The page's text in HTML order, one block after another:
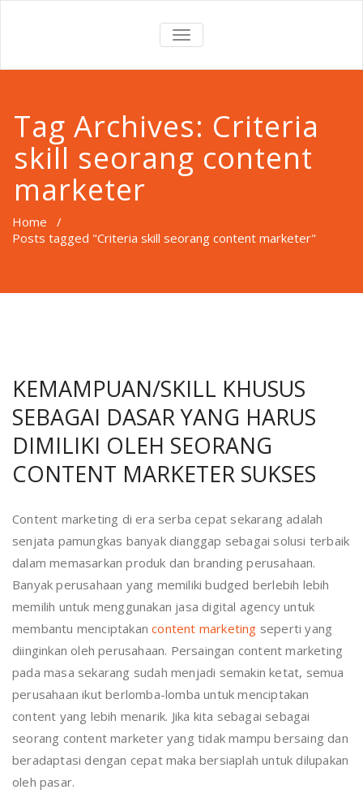
TOGGLE
NAVIGATION
Tag Archives: Criteria
skill seorang content
marketer
Home /
Posts tagged "Criteria skill seorang content marketer"
KEMAMPUAN/SKILL KHUSUS
SEBAGAI DASAR YANG HARUS
DIMILIKI OLEH SEORANG
CONTENT MARKETER SUKSES
Content marketing di era serba cepat sekarang adalah
senjata pamungkas banyak dianggap sebagai solusi terbaik
dalam memasarkan produk dan branding perusahaan.
Banyak perusahaan yang memiliki budged berlebih lebih
memilih untuk menggunakan jasa digital agency untuk
membantu menciptakancontent marketing seperti yang
diinginkan oleh perusahaan. Persaingan content marketing
pada masa sekarang sudah menjadi semakin ketat, semua
perusahaan ikut berlomba-lomba untuk menciptakan
content yang lebih menarik. Jika kita sebagai sebagai
seorang content marketer yang tidak mampu bersaing dan
beradaptasi dengan cepat maka bersiaplah untuk dilupakan
oleh pasar.